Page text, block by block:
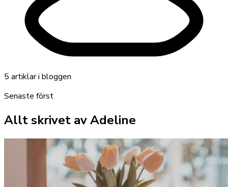
5 artiklari bloggen
Senaste först
Allt skrivet avAdeline